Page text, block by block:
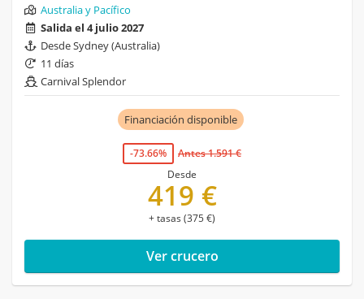
Australia y Pacífico
Salida el 4 julio 2027
Desde Sydney (Australia)
11 días
Carnival Splendor
Financiación disponible
-73.66%
Antes 1.591 €
Desde
419 €
+ tasas (375 €)
Ver crucero